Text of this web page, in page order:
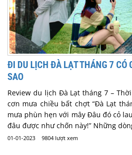
ĐI DU LỊCH ĐÀ LẠT THÁNG 7 CÓ
SAO
Review du lịch Đà Lạt tháng 7 –
cơn mưa chiều bất chợt “Đà Lạt
mưa phùn hẹn với mây Đâu đó cỏ
đâu được như chốn này!” Những
01-01-2023 9804 lượt xem